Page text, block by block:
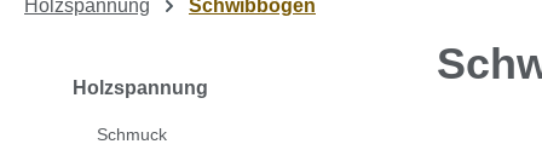
Holzspannung Schwibbögen
Holzspannung
Schmuck